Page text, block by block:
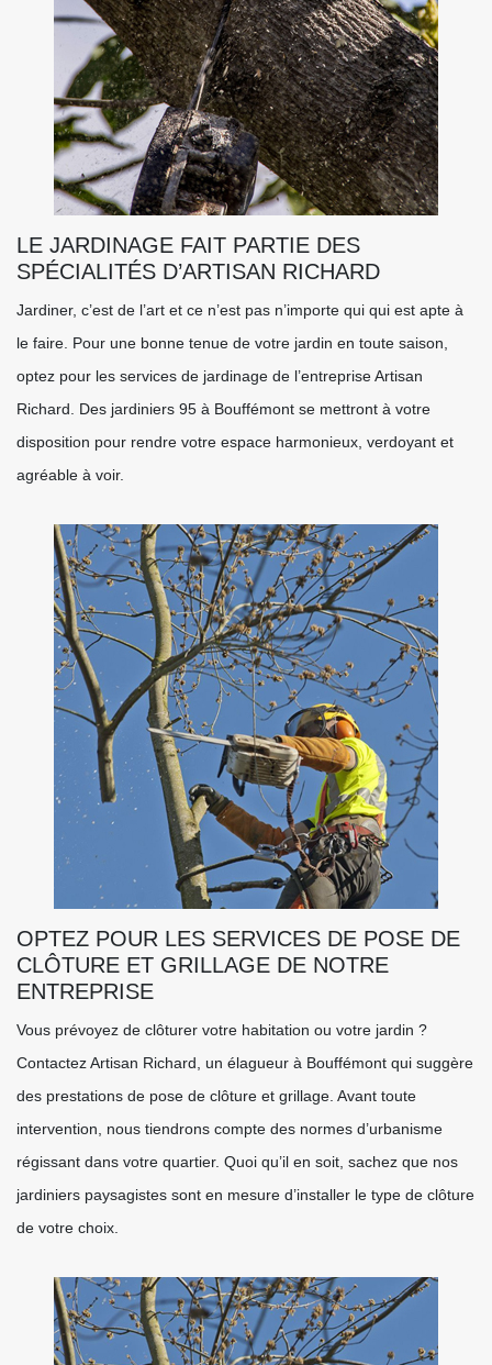
LE JARDINAGE FAIT PARTIE DES
SPÉCIALITÉS D’ARTISAN RICHARD
Jardiner, c’est de l’art et ce n’est pas n’importe qui qui est apte à
le faire. Pour une bonne tenue de votre jardin en toute saison,
optez pour les services de jardinage de l’entreprise Artisan
Richard. Des jardiniers 95 à Bouffémont se mettront à votre
disposition pour rendre votre espace harmonieux, verdoyant et
agréable à voir.
OPTEZ POUR LES SERVICES DE POSE DE
CLÔTURE ET GRILLAGE DE NOTRE
ENTREPRISE
Vous prévoyez de clôturer votre habitation ou votre jardin ?
Contactez Artisan Richard, un élagueur à Bouffémont qui suggère
des prestations de pose de clôture et grillage. Avant toute
intervention, nous tiendrons compte des normes d’urbanisme
régissant dans votre quartier. Quoi qu’il en soit, sachez que nos
jardiniers paysagistes sont en mesure d’installer le type de clôture
de votre choix.